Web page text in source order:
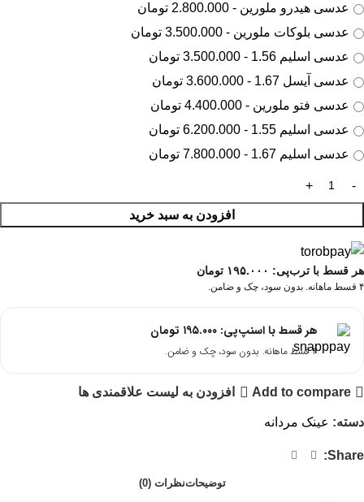
عدسی هیدرو ملورین - 2.800.000 تومان
عدسی بلوکات ملورین - 3.500.000 تومان
عدسی اسلیم 1.56 - 3.500.000 تومان
عدسی آیسل 1.67 - 3.600.000 تومان
عدسی فتو ملورین - 4.400.000 تومان
عدسی اسلیم 1.55 - 6.200.000 تومان
عدسی اسلیم 1.67 - 7.800.000 تومان
افزودن به سبد خرید
هر قسط با ترب‌پی: ۱۹۵.۰۰۰ تومان
۴ قسط ماهانه. بدون سود، چک و ضامن.
هر قسط با اسنپ‌پی: ۱۹۵.۰۰۰ تومان
۴ قسط ماهانه. بدون سود، چک و ضامن.
Add to compare افزودن به لیست علاقمندی ها
دسته: عینک مردانه
Share:
توضیحاتنظرات (0)